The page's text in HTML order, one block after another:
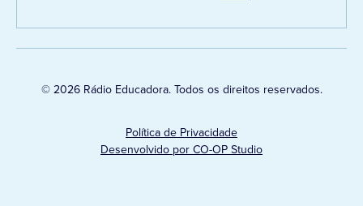
© 2026 Rádio Educadora. Todos os direitos reservados.
Política de Privacidade
Desenvolvido por CO-OP Studio